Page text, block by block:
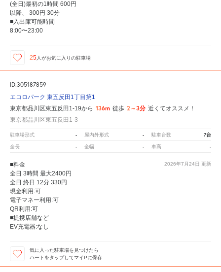
(全日)最初の1時間 600円
以降、 300円 30分
■入出庫可能時間
8:00〜23:00
25人がお気に入りの駐車場
ID:305187859
エコロパーク 東五反田1丁目第1
東京都品川区東五反田1-19から 136m 徒歩 2～3分 近くてオススメ！
東京都品川区東五反田1-3
駐車場形式 - 屋内外形式 - 駐車台数 7台
全長 - 全幅 - 車高 -
2026年7月24日 更新
■料金
全日 3時間 最大2400円
全日 終日 12分 330円
現金利用:可
電子マネー利用:可
QR利用:可
■提携店舗など
EV充電器:なし
気に入った駐車場を見つけたら
ハートをタップしてマイPに保存